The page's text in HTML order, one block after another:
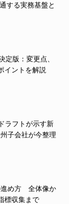
する実務基盤と
定版：変更点、
イントを解説
ラフトが示す新
子会社が今整理
進め方 全体像か
標収集まで